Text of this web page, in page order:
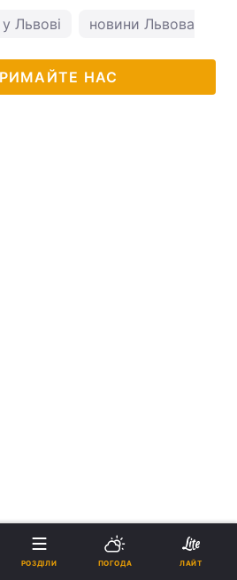
Львові новини Львова
НАС
РОЗДІЛИ ПОГОДА ЛАЙТ